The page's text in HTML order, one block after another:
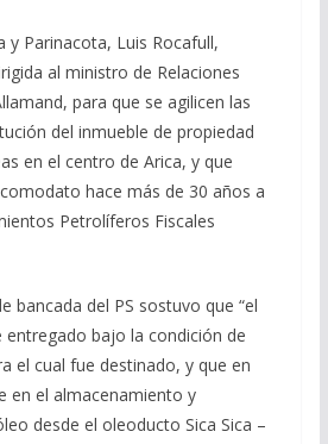
y Parinacota, Luis Rocafull,
al ministro de Relaciones
para que se agilicen las
del inmueble de propiedad
en el centro de Arica, y que
hace más de 30 años a
Petrolíferos Fiscales
bancada del PS sostuvo que “el
entregado bajo la condición de
el cual fue destinado, y que en
en el almacenamiento y
desde el oleoducto Sica Sica –